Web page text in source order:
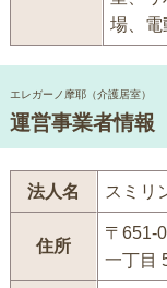
場、電
エレガーノ摩耶（介護居室）
運営事業者情報
法人名 スミリ
住所
〒651-
一丁目